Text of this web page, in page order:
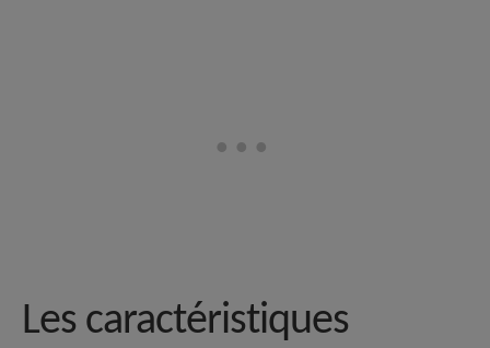
Les caractéristiques